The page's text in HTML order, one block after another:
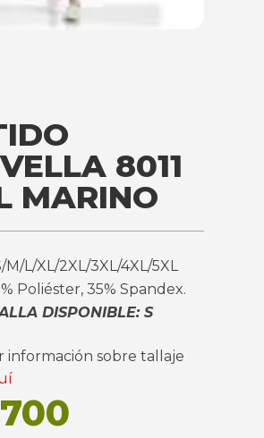
8011
MARINO
M/L/XL/2XL/3XL/4XL/5XL
Poliéster, 35% Spandex.
DISPONIBLE: S
información sobre tallaje